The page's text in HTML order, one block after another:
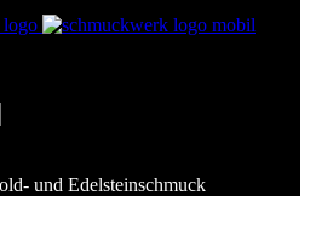
und Edelsteinschmuck